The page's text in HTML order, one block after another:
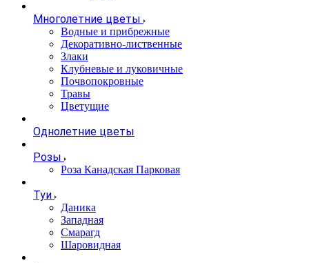
Многолетние цветы
Водные и прибрежные
Декоративно-лиственные
Злаки
Клубневые и луковичные
Почвопокровные
Травы
Цветущие
Однолетние цветы
Розы
Роза Канадская Парковая
Туи
Даника
Западная
Смарагд
Шаровидная